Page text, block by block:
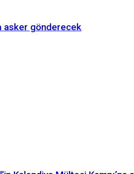
asker gönderecek